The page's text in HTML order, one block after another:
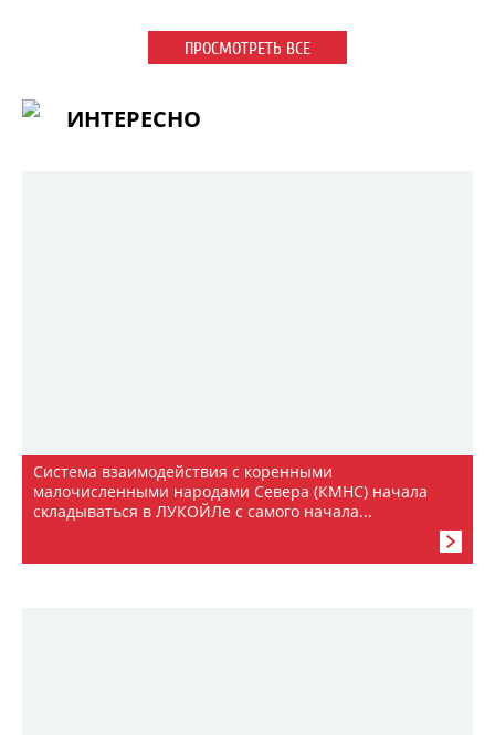
ПРОСМОТРЕТЬ ВСЕ
ИНТЕРЕСНО
Система взаимодействия с коренными
малочисленными народами Севера (КМНС) начала
складываться в ЛУКОЙЛе с самого начала...